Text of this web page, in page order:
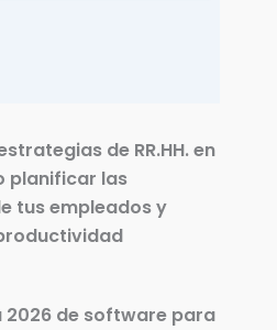
de RR.HH. en
planificar las
tus empleados y
de software para